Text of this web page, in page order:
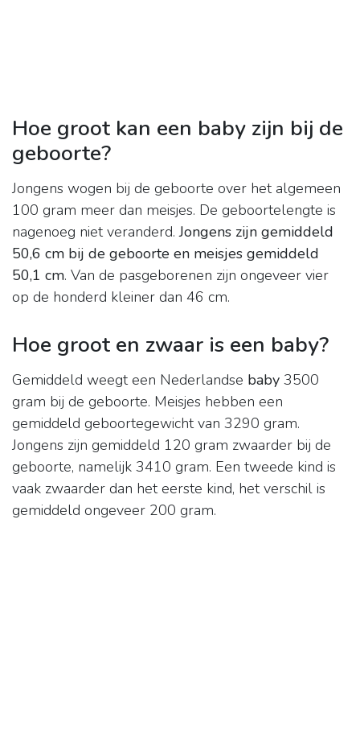
Hoe groot kan een baby zijn bij de
geboorte?
Jongens wogen bij de geboorte over het algemeen
100 gram meer dan meisjes. De geboortelengte is
nagenoeg niet veranderd.Jongens zijn gemiddeld
50,6 cm bij de geboorte en meisjes gemiddeld
50,1 cm. Van de pasgeborenen zijn ongeveer vier
op de honderd kleiner dan 46 cm.
Hoe groot en zwaar is een baby?
Gemiddeld weegt een Nederlandse baby 3500
gram bij de geboorte. Meisjes hebben een
gemiddeld geboortegewicht van 3290 gram.
Jongens zijn gemiddeld 120 gram zwaarder bij de
geboorte, namelijk 3410 gram. Een tweede kind is
vaak zwaarder dan het eerste kind, het verschil is
gemiddeld ongeveer 200 gram.